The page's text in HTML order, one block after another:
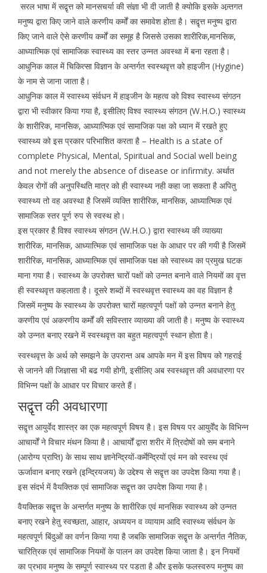
सरल भाषा में सद्वृत्त को मानसचर्या की संज्ञा भी दी जाती है क्योकि इसके अन्र्तगत
मनुष्य द्वारा किए जाने वाले करणीय कर्मों का समावेश होता है। सद्वृत्त मनुष्य द्वारा
किए जाने वाले ऐसे करणीय कर्मों का समूह है जिससे उसका शारीरिक,मानसिक,
आध्यात्मिक एवं सामाजिक स्वास्थ्य का स्तर उन्नत अवस्था में बना रहता है।
आधुनिक काल में चिकित्सा विज्ञान के अन्तर्गत स्वस्थवृत्त को हाइजीन (Hygine)
के नाम से जाना जाता है।
आधुनिक काल में स्वास्थ्य संर्वधन में हाइजीन के महत्व को विश्व स्वास्थ्य संगठन
द्वारा भी स्वीकार किया गया है, इसीलिए विश्व स्वास्थ्य संगठन (W.H.O.) स्वास्थ्य
के शारीरिक, मानसिक, आध्यात्मिक एवं सामाजिक पक्ष को ध्यान में रखते हुए
स्वास्थ्य को इस प्रकार परिभाशित करता है – Health is a state of
complete Physical, Mental, Spiritual and Social well being
and not merely the absence of disease or infirmity. अर्थात
केवल रोगों की अनुपस्थिति मात्र को ही स्वास्थ्य नही कहा जा सकता है अपितु
स्वास्थ्य तो वह अवस्था है जिसमें व्यक्ति शारीरिक, मानसिक, आध्यात्मिक एवं
सामाजिक स्तर पूर्ण रुप से स्वस्थ हो।
इस प्रकार है विश्व स्वास्थ्य संगठन (W.H.O.) द्वारा स्वास्थ्य की व्याख्या
शारीरिक, मानसिक, आध्यात्मिक एवं सामाजिक पक्ष के आधार पर की गयी है जिसमें
शारीरिक, मानसिक, आध्यात्मिक एवं सामाजिक पक्ष को स्वास्थ्य का प्रमुख घटक
माना गया है। स्वास्थ्य के उपरोक्त चारों पक्षों को उन्नत बनाने वाले नियमों का वृत्त
ही स्वस्थवृत्त कहलाता है। दूसरे शब्दों में स्वस्थवृत्त स्वास्थ्य का वह विज्ञान है
जिसमें मनुष्य के स्वास्थ्य के उपरोक्त चारों महत्वपूर्ण पक्षों को उन्नत बनाने हेतु
करणीय एवं अकरणीय कर्मों की सविस्तार व्याख्या की जाती है। मनुष्य के स्वास्थ्य
को उन्नत बनाए रखने में स्वस्थवृत्त का बहुत महत्वपूर्ण स्थान होता है।
स्वस्थवृत्त के अर्थ को समझने के उपरान्त अब आपके मन में इस विषय को गहराई
से जानने की जिज्ञासा भी बढ गयी होगी, इसीलिए अब स्वस्थवृत्त की अवधारणा पर
विभिन्न पक्षों के आधार पर विचार करते हैं।
सद्वृत्त की अवधारणा
सद्वृत्त आयुर्वेद शास्त्र का एक महत्वपूर्ण विषय है। इस विषय पर आयुर्वेंद के विभिन्न
आचार्यों ने विचार मंथन किया है। आचार्यों द्वारा शरीर में त्रिदोषों को सम बनाने
(आरोग्य प्राप्ति) के साथ साथ ज्ञानेन्द्रियों-कर्मेन्द्रियों एवं मन को स्वस्थ एवं
ऊर्जावान बनाए रखने (इन्द्रियजय) के उद्देश्य से सद्वृत्त का उपदेश किया गया है।
इस संदर्भ में वैयक्तिक एवं सामाजिक सद्वृत्त का उपदेश किया गया है।
वैयक्तिक सद्वृत्त के अन्तर्गत मनुष्य के शारीरिक एवं मानसिक स्वास्थ्य को उन्नत
बनाए रखने हेतु स्वच्छता, आहार, अध्ययन व व्यायाम आदि स्वास्थ्य संर्वधन के
महत्वपूर्ण बिंदुओं का वर्णन किया गया है जबकि सामाजिक सद्वृत्त के अन्तर्गत नैतिक,
चारित्रिक एवं सामाजिक नियमों के पालन का उपदेश किया जाता है। इन नियमों
का प्रभाव मनुष्य के सम्पूर्ण स्वास्थ्य पर पडता है और इसके फलस्वरुप मनुष्य का